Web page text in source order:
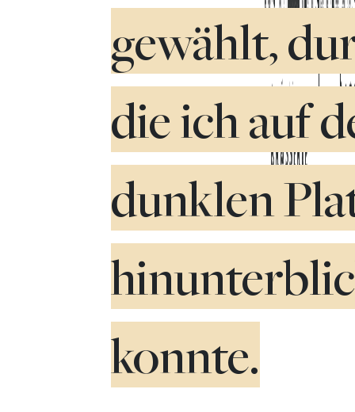
gewählt,
die ich auf
dunklen
konnte.